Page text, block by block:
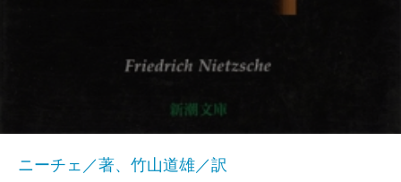
ニーチェ／著、竹山道雄／訳